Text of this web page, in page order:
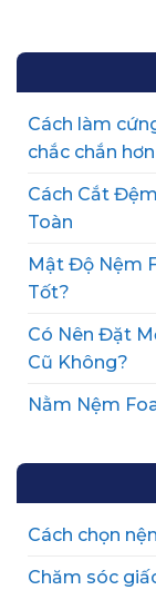
Cách làm
chắc chắn
Cách Cắt
Toàn
Mật Độ Nệm
Tốt?
Có Nên Đặt
Cũ Không?
Nằm Nệm
Cách chọn
Chăm sóc